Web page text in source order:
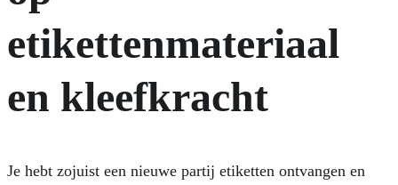
etikettenmateriaal
en kleefkracht
Je hebt zojuist een nieuwe partij etiketten ontvangen en